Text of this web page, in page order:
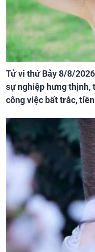
Tử vi thứ Bảy 8/8/
sự nghiệp hưng thịnh,
công việc bất trắc,